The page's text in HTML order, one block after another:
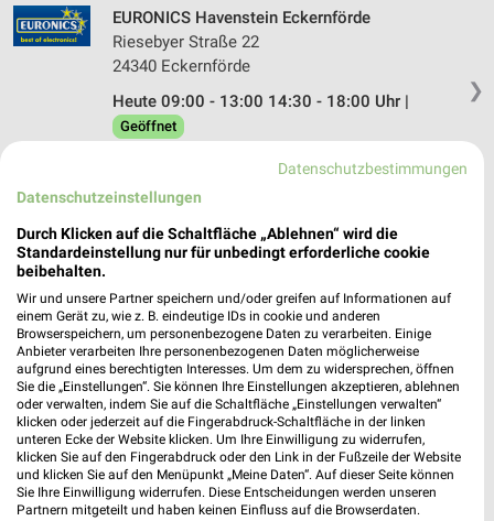
❯
EURONICS Havenstein Eckernförde
Riesebyer Straße 22
24340 Eckernförde
Heute 09:00 - 13:00 14:30 - 18:00 Uhr |
Geöffnet
EP:Elektro Book Kappeln
Bernard-Lieningstraße 8-10
Heute 09:00 - 18:00 Uhr | Geöffnet
329,07 km • Angebote: 3 Prospekte
MediaMarkt Saturn Neumünster
Gänsemarkt 1
24534 Neumünster
Heute 10:00 - 19:00 Uhr | Geöffnet
Datenschutzbestimmungen
Datenschutzeinstellungen
Durch Klicken auf die Schaltfläche „Ablehnen“ wird die
Standardeinstellung nur für unbedingt erforderliche cookie
beibehalten.
Wir und unsere Partner speichern und/oder greifen auf Informationen auf
einem Gerät zu, wie z. B. eindeutige IDs in cookie und anderen
Browserspeichern, um personenbezogene Daten zu verarbeiten. Einige
Anbieter verarbeiten Ihre personenbezogenen Daten möglicherweise
aufgrund eines berechtigten Interesses. Um dem zu widersprechen, öffnen
Sie die „Einstellungen“. Sie können Ihre Einstellungen akzeptieren, ablehnen
oder verwalten, indem Sie auf die Schaltfläche „Einstellungen verwalten“
klicken oder jederzeit auf die Fingerabdruck-Schaltfläche in der linken
unteren Ecke der Website klicken. Um Ihre Einwilligung zu widerrufen,
klicken Sie auf den Fingerabdruck oder den Link in der Fußzeile der Website
und klicken Sie auf den Menüpunkt „Meine Daten“. Auf dieser Seite können
Sie Ihre Einwilligung widerrufen. Diese Entscheidungen werden unseren
Partnern mitgeteilt und haben keinen Einfluss auf die Browserdaten.